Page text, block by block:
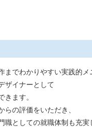
でわかりやすい実践的メ
ザイナーとして
ます。
の評価をいただき、
としての就職体制も充実